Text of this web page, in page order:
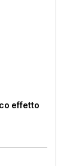
effetto